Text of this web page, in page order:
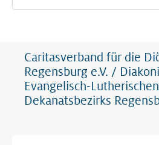
Caritasverband für die
Regensburg e.V. /
Evangelisch-Lutherischen
Dekanatsbezirks